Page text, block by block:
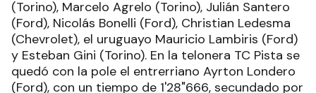
(Torino), Marcelo Agrelo (Torino), Julián Santero
(Ford), Nicolás Bonelli (Ford), Christian Ledesma
(Chevrolet), el uruguayo Mauricio Lambiris (Ford)
y Esteban Gini (Torino). En la telonera TC Pista se
quedó con la pole el entrerriano Ayrton Londero
(Ford), con un tiempo de 1'28"666, secundado por